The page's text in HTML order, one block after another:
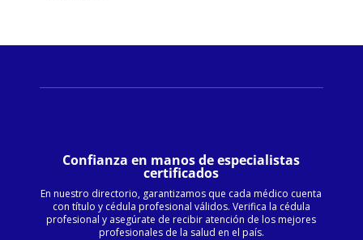
Confianza en manos de especialistas
certificados
En nuestro directorio, garantizamos que cada médico cuenta
con título y cédula profesional válidos. Verifica la cédula
profesional y asegúrate de recibir atención de los mejores
profesionales de la salud en el país.